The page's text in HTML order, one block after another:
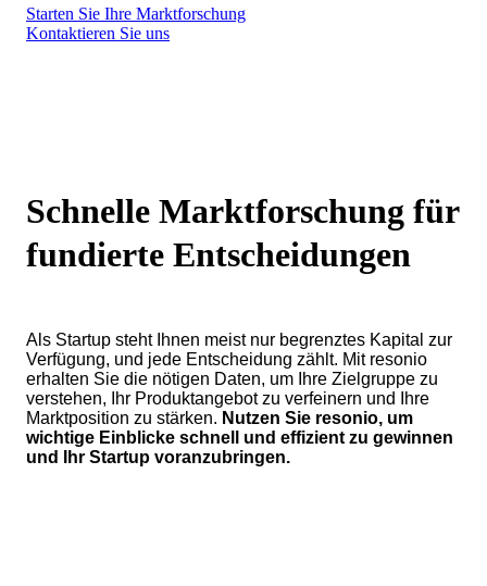
Starten Sie Ihre Marktforschung
Kontaktieren Sie uns
Schnelle Marktforschung für
fundierte Entscheidungen
Als Startup steht Ihnen meist nur begrenztes Kapital zur
Verfügung, und jede Entscheidung zählt. Mit resonio
erhalten Sie die nötigen Daten, um Ihre Zielgruppe zu
verstehen, Ihr Produktangebot zu verfeinern und Ihre
Marktposition zu stärken. Nutzen Sie resonio, um
wichtige Einblicke schnell und effizient zu gewinnen
und Ihr Startup voranzubringen.